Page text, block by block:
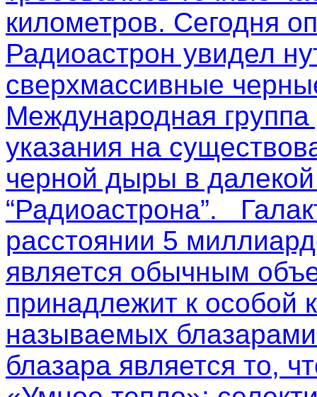
километров. Сегодня
Радиоастрон увидел
сверхмассивные
Международная
указания на
черной дыры в
“Радиоастрона”.
расстоянии 5
является обычным
принадлежит к особой
называемых
блазара является то,